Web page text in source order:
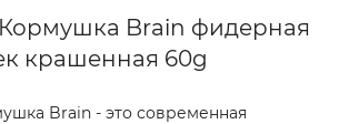
Brain фидерная
крашенная 60g
Brain - это современная